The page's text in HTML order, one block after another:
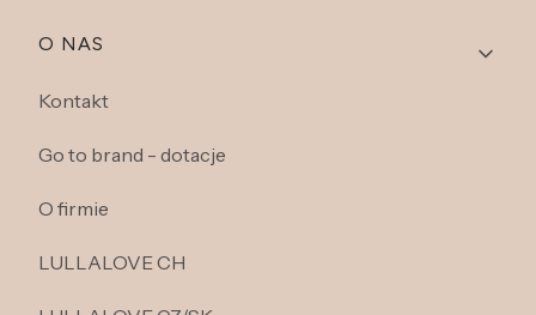
O NAS
Kontakt
Go to brand - dotacje
O firmie
LULLALOVE CH